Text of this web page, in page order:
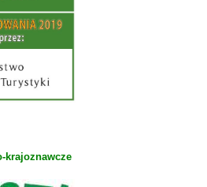
krajoznawcze